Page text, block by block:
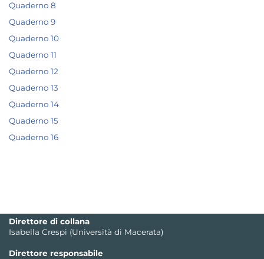
Quaderno 8
Quaderno 9
Quaderno 10
Quaderno 11
Quaderno 12
Quaderno 13
Quaderno 14
Quaderno 15
Quaderno 16
Direttore di collana
Isabella Crespi (Università di Macerata)
Direttore responsabile